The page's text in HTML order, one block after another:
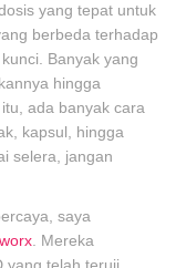
yang tepat untuk
berbeda terhadap
Banyak yang
hingga
ada banyak cara
kapsul, hingga
selera, jangan
saya
. Mereka